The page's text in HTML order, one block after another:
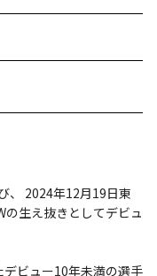
、 2024年12月19日東
の生え抜きとしてデビュ
ビュー10年未満の選手